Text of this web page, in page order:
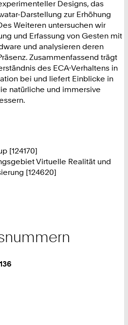
Designs, das
Darstellung zur Erhöhung
Weiteren untersuchen wir
und Erfassung von Gesten mit
und analysieren deren
Zusammenfassend trägt
des ECA-Verhaltens in
bei und liefert Einblicke in
natürliche und immersive
[124170]
Virtuelle Realität und
[124620]